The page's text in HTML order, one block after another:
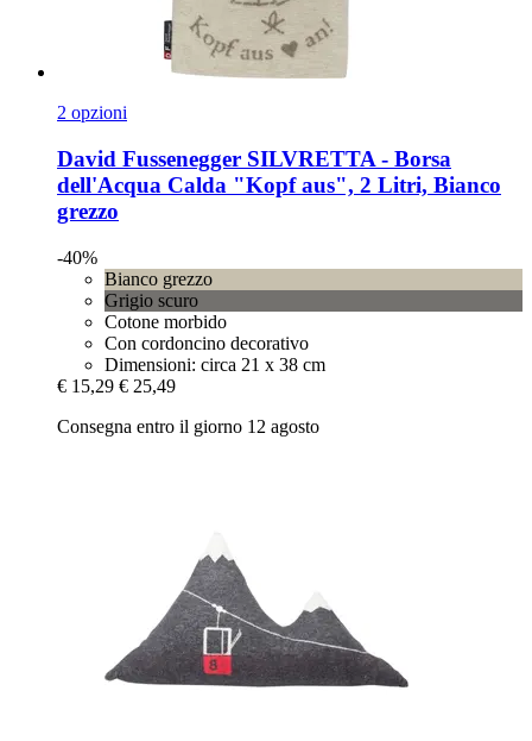
2 opzioni
David Fussenegger SILVRETTA -​ Borsa
dell'Acqua Calda "Kopf aus", 2 Litri, Bianco
grezzo
-40%
Bianco grezzo
Grigio scuro
Cotone morbido
Con cordoncino decorativo
Dimensioni: circa 21 x 38 cm
€ 15,29 € 25,49
Consegna entro il giorno 12 agosto